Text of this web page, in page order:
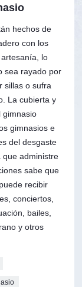
hechos de
con los
lo
sea rayado por
sillas o sufra
La cubierta y
gimnasio
gimnasios e
del desgaste
que administre
sabe que
recibir
conciertos,
bailes,
y otros